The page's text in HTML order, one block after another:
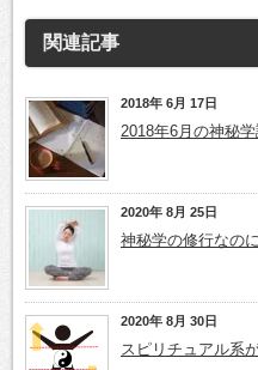
関連記事
2018年 6月 17日
2018年6月の神秘
2020年 8月 25日
神秘学の修行なの
2020年 8月 30日
スピリチュアル系